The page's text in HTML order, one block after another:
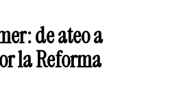
de ateo a
la Reforma